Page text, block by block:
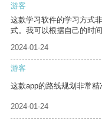
游客
这款学习软件的学习方式
式。我可以根据自己的时
2024-01-24
游客
这款app的路线规划非常精
2024-01-24